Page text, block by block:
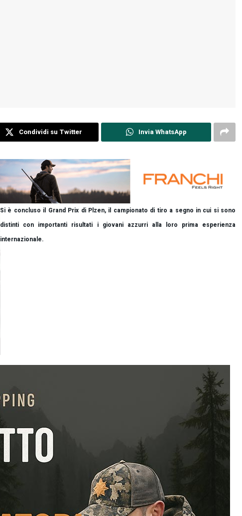
Condividi su Twitter Invia WhatsApp
Si è concluso il Grand Prix di Plzen, il campionato di tiro a segno in cui si sono
distinti con importanti risultati i giovani azzurri alla loro prima esperienza
internazionale.